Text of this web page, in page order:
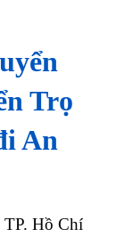
Trọ
An
TP. Hồ Chí